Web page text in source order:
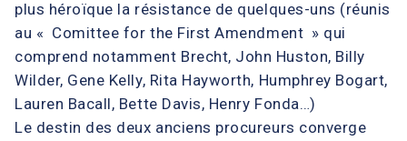
plus héroïque la résistance de quelques-uns (réunis
au « Comittee for the First Amendment » qui
comprend notamment Brecht, John Huston, Billy
Wilder, Gene Kelly, Rita Hayworth, Humphrey Bogart,
Lauren Bacall, Bette Davis, Henry Fonda…)
Le destin des deux anciens procureurs converge